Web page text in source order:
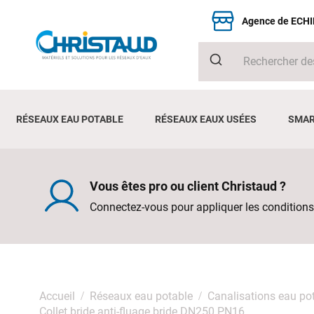
Agence de
RÉSEAUX EAU POTABLE RÉSEAUX EAUX USÉES
Vous êtes pro ou client Christaud ?
Connectez-vous pour appliquer les
Accueil Réseaux eau potable Canalisations eau